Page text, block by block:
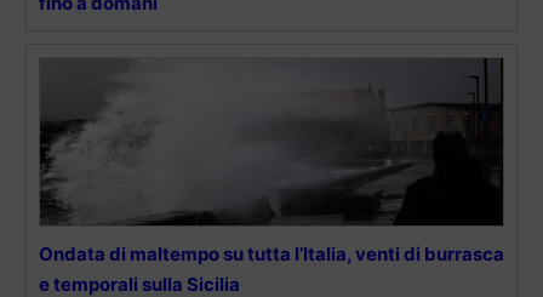
Ondata di maltempo su tutta l’Italia, venti di burrasca
e temporali sulla Sicilia